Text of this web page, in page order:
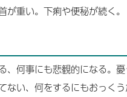
重い。下痢や便秘が続く。
何事にも悲観的になる。憂
い、何をするにもおっくう